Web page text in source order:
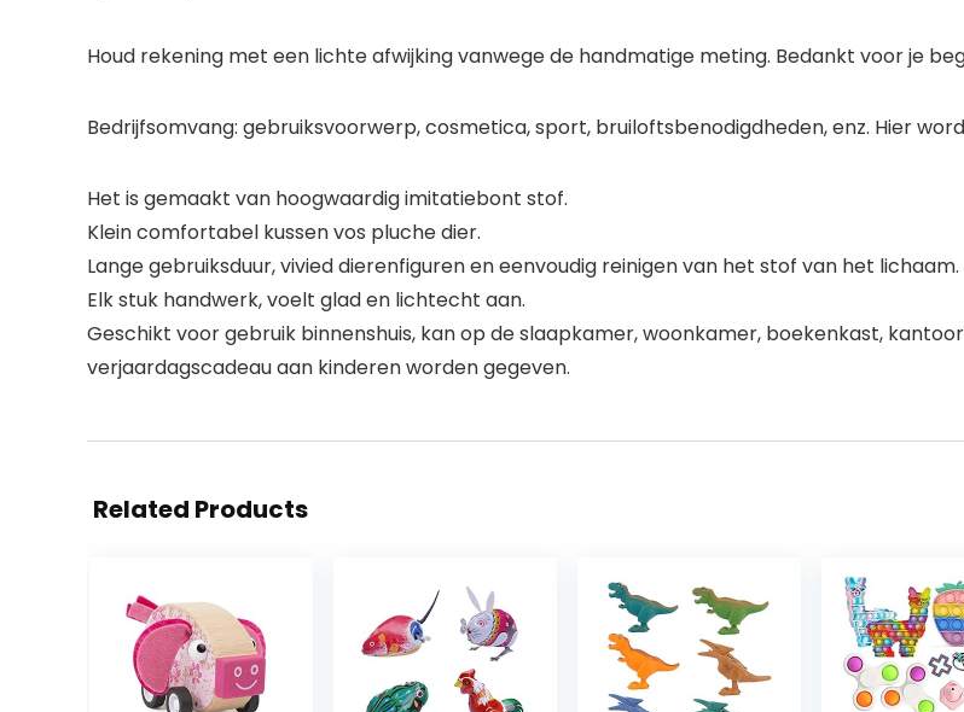
Houd rekening met een lichte afwijking vanwege de handmatige meting. Bedankt voor je
Bedrijfsomvang: gebruiksvoorwerp, cosmetica, sport, bruiloftsbenodigdheden, enz. Hier
Het is gemaakt van hoogwaardig imitatiebont stof.
Klein comfortabel kussen vos pluche dier.
Lange gebruiksduur, vivied dierenfiguren en eenvoudig reinigen van het stof van het lichaam.
Elk stuk handwerk, voelt glad en lichtecht aan.
Geschikt voor gebruik binnenshuis, kan op de slaapkamer, woonkamer, boekenkast,
verjaardagscadeau aan kinderen worden gegeven.
Related Products